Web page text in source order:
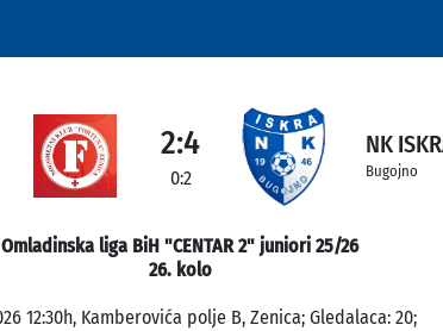
2:4
0:2
NK
Bugojno
Omladinska liga BiH "CENTAR 2" juniori 25/26
26. kolo
12:30h, Kamberovića polje B, Zenica; Gledalaca: 20;